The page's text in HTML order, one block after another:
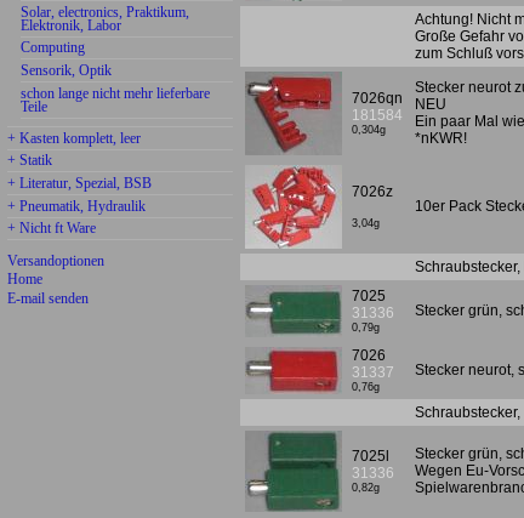
Solar, electronics, Praktikum,
Elektronik, Labor
Computing
Sensorik, Optik
schon lange nicht mehr lieferbare
Teile
+ Kasten komplett, leer
+ Statik
+ Literatur, Spezial, BSB
+ Pneumatik, Hydraulik
+ Nicht ft Ware
Versandoptionen
Home
E-mail senden
Achtung! Nicht
Große Gefahr
zum Schluß
7026qn
181584
0,304g
Stecker neurot
NEU
Ein paar Mal
*nKWR!
7026z
3,04g
10er Pack
7025
31336
0,79g
Stecker grün,
7026
31337
0,76g
Stecker neurot,
7025l
31336
0,82g
Stecker grün,
Wegen Eu-